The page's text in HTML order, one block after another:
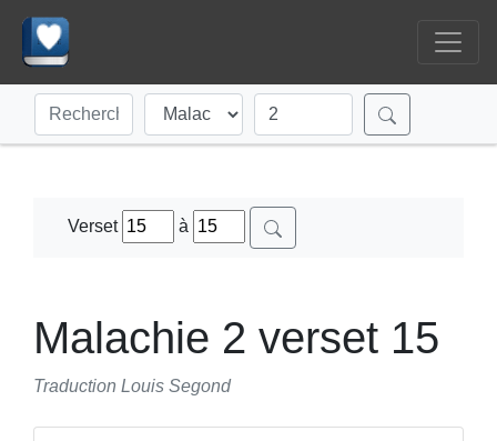
Verset à
Malachie 2 verset 15
Traduction Louis Segond